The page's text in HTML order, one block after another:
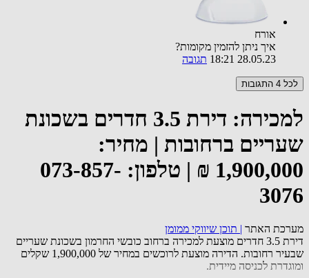
אורח
איך ניתן להזמין מקומות?
28.05.23 18:21
תגובה
לכל 4 התגובות
למכירה: דירת 3.5 חדרים בשכונת
שעריים ברחובות | מחיר:
1,900,000 ₪ | טלפון: 073-857-
3076
מערכת האתר | תוכן שיווקי ממומן
דירת 3.5 חדרים מוצעת למכירה ברחוב כובשי החרמון בשכונת שעריים
שבעיר רחובות. הדירה מוצעת לרוכשים במחיר של 1,900,000 שקלים
ומוגדרת לכניסה מיידית.